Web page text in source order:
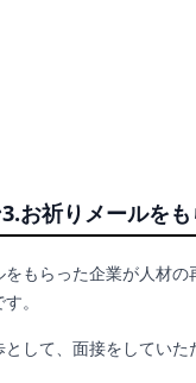
お祈りメールを
をもらった企業が人材
。
して、面接をしていた